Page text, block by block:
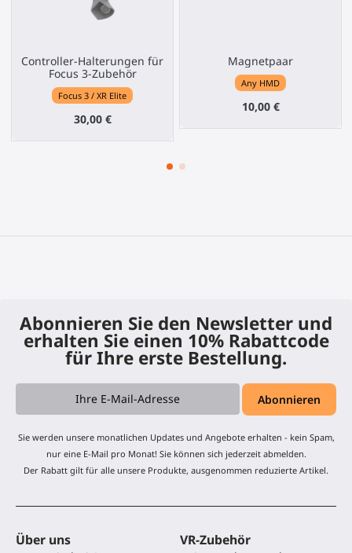
Controller-Halterungen für
Focus 3-Zubehör
Focus 3 / XR Elite
30,00 €
Magnetpaar
Any HMD
10,00 €
Abonnieren Sie den Newsletter und
erhalten Sie einen 10% Rabattcode
für Ihre erste Bestellung.
Sie werden unsere monatlichen Updates und Angebote erhalten - kein Spam,
nur eine E-Mail pro Monat! Sie können sich jederzeit abmelden.
Der Rabatt gilt für alle unsere Produkte, ausgenommen reduzierte Artikel.
Über uns VR-Zubehör